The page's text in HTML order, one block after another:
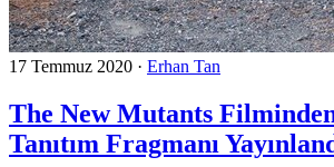
17 Temmuz 2020 · Erhan Tan
The New Mutants
Tanıtım Fragmanı